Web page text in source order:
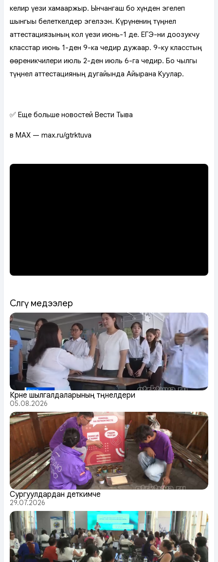
келир үези хамааржыр. Ынчангаш бо хүнден эгелеп
шынгыы белеткелдер эгелээн. Күрүнениң түңнел
аттестациязының кол үези июнь-1 де. ЕГЭ-ни доозукчу
класстар июнь 1-ден 9-ка чедир дужаар. 9-ку класстың
өөреникчилери июль 2-ден июль 6-га чедир. Бо чылгы
түңнел аттестацияның дугайында Айырана Куулар.
✅ Еще больше новостей Вести Тыва
в MAX — max.ru/gtrktuva
Сөөлгү медээлер
Күрүне шылгалдаларының түңнелдери
05.08.2026
Сургуулдардан деткимче
29.07.2026